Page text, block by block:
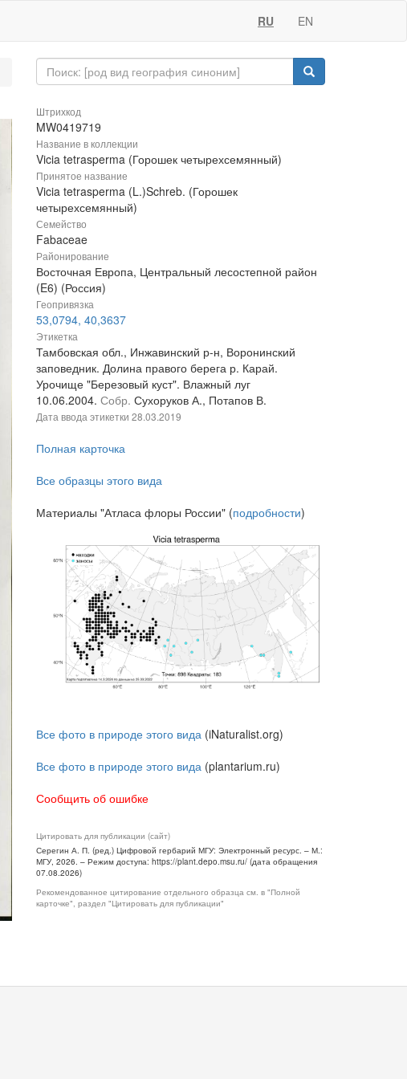
RU EN
Штрихкод
MW0419719
Название в коллекции
Vicia tetrasperma (Горошек четырехсемянный)
Принятое название
Vicia tetrasperma (L.)Schreb. (Горошек
четырехсемянный)
Семейство
Fabaceae
Районирование
Восточная Европа, Центральный лесостепной район
(E6) (Россия)
Геопривязка
53,0794, 40,3637
Этикетка
Тамбовская обл., Инжавинский р-н, Воронинский
заповедник. Долина правого берега р. Карай.
Урочище "Березовый куст". Влажный луг
10.06.2004. Собр. Сухоруков А., Потапов В.
Дата ввода этикетки 28.03.2019
Полная карточка
Все образцы этого вида
Материалы "Атласа флоры России" (подробности)
Все фото в природе этого вида (iNaturalist.org)
Все фото в природе этого вида (plantarium.ru)
Сообщить об ошибке
Цитировать для публикации (сайт)
Серегин А. П. (ред.) Цифровой гербарий МГУ: Электронный ресурс. – М.:
МГУ, 2026. – Режим доступа: https://plant.depo.msu.ru/ (дата обращения
07.08.2026)
Рекомендованное цитирование отдельного образца см. в "Полной
карточке", раздел "Цитировать для публикации"